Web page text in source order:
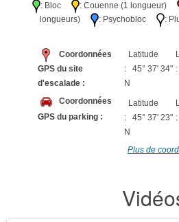
: Bloc : Couenne (1 longueur)
longueurs)
: Psychobloc :
Coordonnées
GPS du site
d'escalade :
Latitude
: 45° 37' 34"
N
Coordonnées
GPS du parking :
Latitude
: 45° 37' 23"
N
Plus de